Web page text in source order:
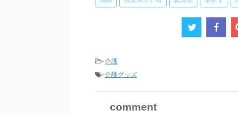
-介護
-介護グッズ
comment